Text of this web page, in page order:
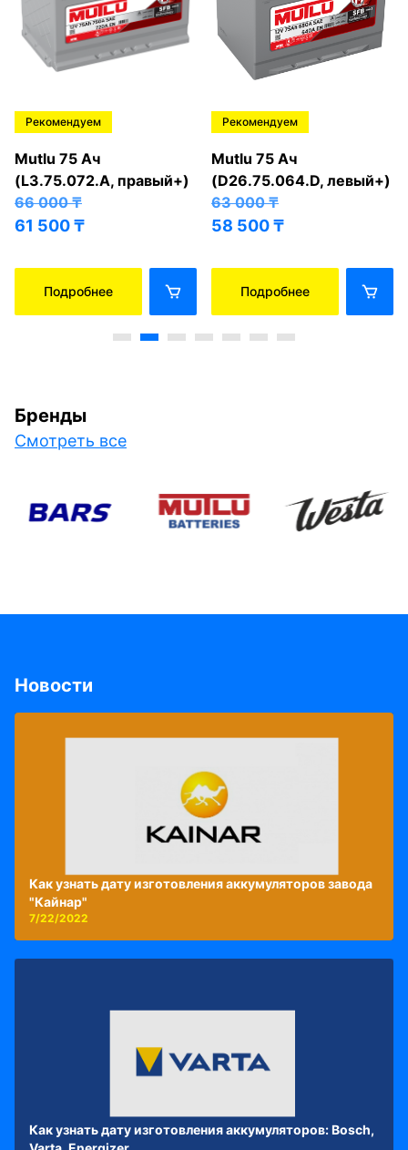
Рекомендуем
Mutlu 75 Ач
(L3.75.072.A, правый+)
66 000₸
61 500₸
Подробнее
Рекомендуем
Mutlu 75 Ач
(D26.75.064.D, левый+)
63 000₸
58 500₸
Подробнее
Бренды
Смотреть все
Новости
Как узнать дату изготовления аккумуляторов завода
"Кайнар"
7/22/2022
Как узнать дату изготовления аккумуляторов: Bosch,